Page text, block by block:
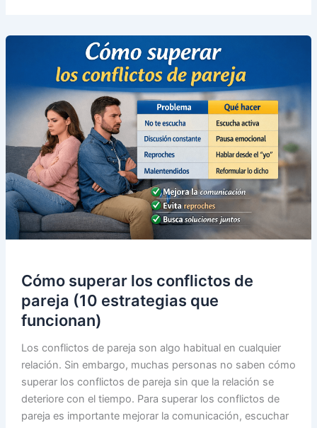
Cómo superar los conflictos de
pareja (10 estrategias que
funcionan)
Los conflictos de pareja son algo habitual en cualquier
relación. Sin embargo, muchas personas no saben cómo
superar los conflictos de pareja sin que la relación se
deteriore con el tiempo. Para superar los conflictos de
pareja es importante mejorar la comunicación, escuchar